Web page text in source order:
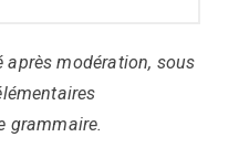
après modération, sous
grammaire.